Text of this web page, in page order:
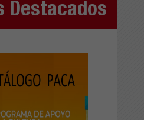
Destacados